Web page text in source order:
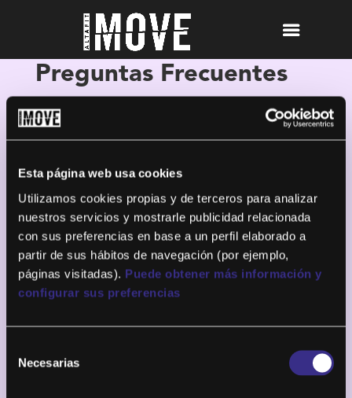
Esta página web usa cookies
Utilizamos cookies propias y de terceros para analizar
nuestros servicios y mostrarle publicidad relacionada
con sus preferencias en base a un perfil elaborado a
partir de sus hábitos de navegación (por ejemplo,
páginas visitadas). Puede obtener más información y
configurar sus preferencias
Necesarias
Preguntas Frecuentes
SI SOY SOCIO ALTAFIT, ¿CÓMO ACCEDO
Si eres socio de Altafit puedes acceder a MOVE a
instalar en tu móvil o tablet. Una vez dentro,
encontrarás el logo de MOVE que llevará a todo
el contenido.
Si entras desde tu ordenador o SmartTV, tienes
que acceder a My Altafit desde el enlace que
www.altafitgymclub.comcon tu usuario y
encontrarás a la izquierda el apartado “GYM EN